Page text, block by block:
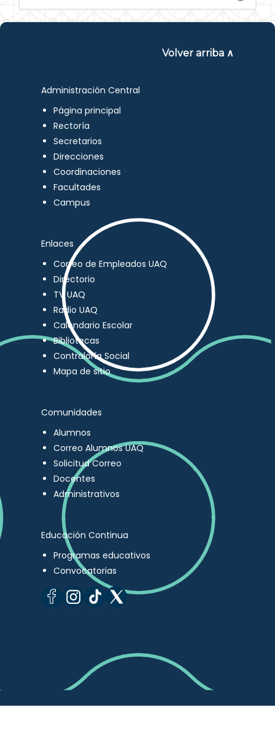
Volver arriba ∧
Administración Central
Página principal
Rectoría
Secretarios
Direcciones
Coordinaciones
Facultades
Campus
Enlaces
Correo de Empleados UAQ
Directorio
TV UAQ
Radio UAQ
Calendario Escolar
Bibliotecas
Contraloría Social
Mapa de sitio
Comunidades
Alumnos
Correo Alumnos UAQ
Solicitud Correo
Docentes
Administrativos
Educación Continua
Programas educativos
Convocatorias